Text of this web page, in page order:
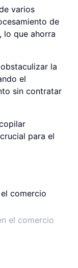
varios
de
lo que ahorra
la
el
sin contratar
para el
el comercio